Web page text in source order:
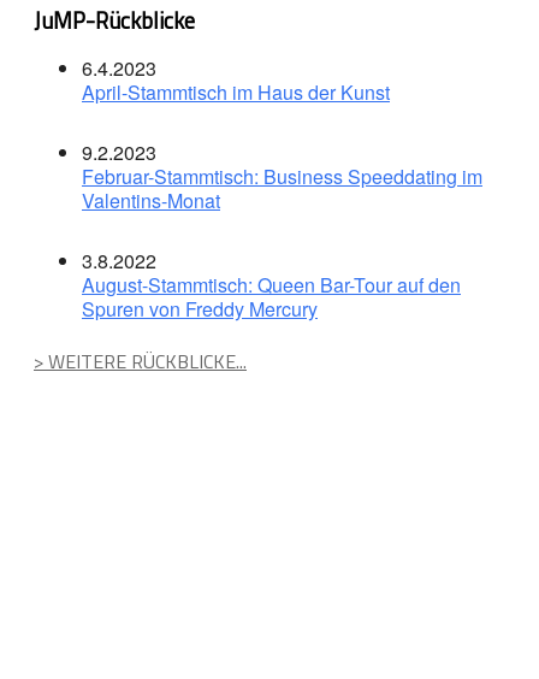
JuMP-Rückblicke
6.4.2023
April-Stammtisch im Haus der Kunst
9.2.2023
Februar-Stammtisch: Business Speeddating im
Valentins-Monat
3.8.2022
August-Stammtisch: Queen Bar-Tour auf den
Spuren von Freddy Mercury
> WEITERE RÜCKBLICKE...